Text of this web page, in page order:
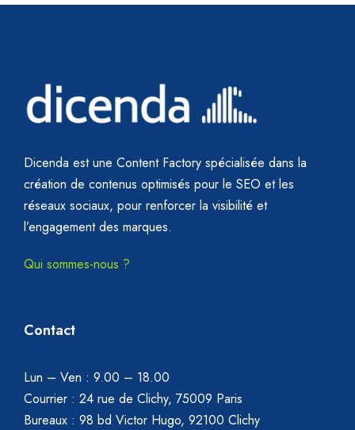
Dicenda est une Content Factory spécialisée dans la
création de contenus optimisés pour le SEO et les
réseaux sociaux, pour renforcer la visibilité et
l’engagement des marques.
Qui sommes-nous ?
Contact
Lun – Ven : 9.00 – 18.00
Courrier : 24 rue de Clichy, 75009 Paris
Bureaux : 98 bd Victor Hugo, 92100 Clichy